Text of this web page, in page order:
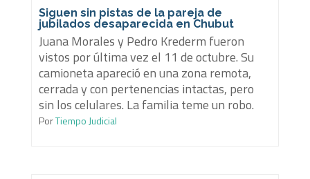
Siguen sin pistas de la pareja de
jubilados desaparecida en Chubut
Juana Morales y Pedro Krederm fueron
vistos por última vez el 11 de octubre. Su
camioneta apareció en una zona remota,
cerrada y con pertenencias intactas, pero
sin los celulares. La familia teme un robo.
PorTiempo Judicial